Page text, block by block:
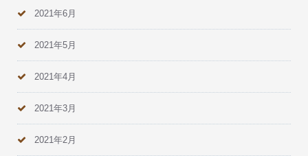
2021年6月
2021年5月
2021年4月
2021年3月
2021年2月